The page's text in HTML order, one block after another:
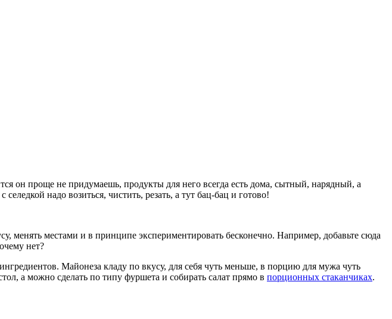
он проще не придумаешь, продукты для него всегда есть дома, сытный, нарядный, а
селедкой надо возиться, чистить, резать, а тут бац-бац и готово!
менять местами и в принципе экспериментировать бесконечно. Например, добавьте сюда
нет?
Майонеза кладу по вкусу, для себя чуть меньше, в порцию для мужа чуть
а можно сделать по типу фуршета и собирать салат прямо в порционных стаканчиках.